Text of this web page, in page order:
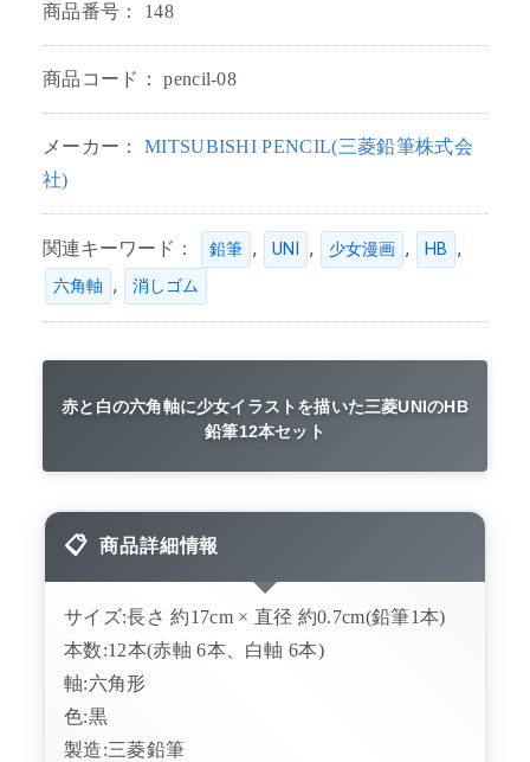
商品番号： 148
商品コード：pencil-08
メーカー： MITSUBISHI PENCIL(三菱鉛筆株式会
社)
関連キーワード： 鉛筆 , UNI , 少女漫画 , HB ,
六角軸 , 消しゴム
赤と白の六角軸に少女イラストを描いた三菱UNIのHB
鉛筆12本セット
商品詳細情報
サイズ:長さ 約17cm × 直径 約0.7cm(鉛筆1本)
本数:12本(赤軸 6本、白軸 6本)
軸:六角形
色:黒
製造:三菱鉛筆